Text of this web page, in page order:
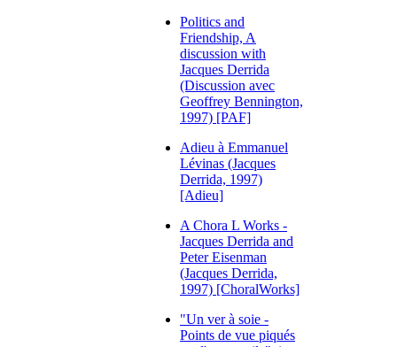
Politics and
Friendship, A
discussion with
Jacques Derrida
(Discussion avec
Geoffrey Bennington,
1997) [PAF]
Adieu à Emmanuel
Lévinas (Jacques
Derrida, 1997)
[Adieu]
A Chora L Works -
Jacques Derrida and
Peter Eisenman
(Jacques Derrida,
1997) [ChoralWorks]
"Un ver à soie -
Points de vue piqués